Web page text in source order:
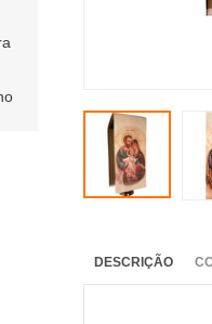
DESCRIÇÃO